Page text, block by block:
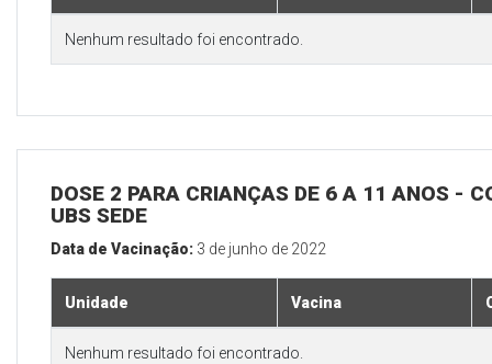
Nenhum resultado foi encontrado.
DOSE 2 PARA CRIANÇAS DE 6 A 11 ANOS -
UBS SEDE
Data de Vacinação: 3 de junho de 2022
Unidade Vacina
Nenhum resultado foi encontrado.